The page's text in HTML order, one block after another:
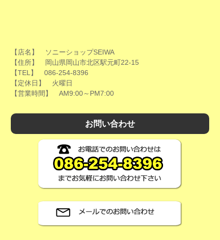
【店名】 ソニーショップSEIWA
【住所】 岡山県岡山市北区駅元町22-15
【TEL】 086-254-8396
【定休日】 火曜日
【営業時間】 AM9:00～PM7:00
お問い合わせ